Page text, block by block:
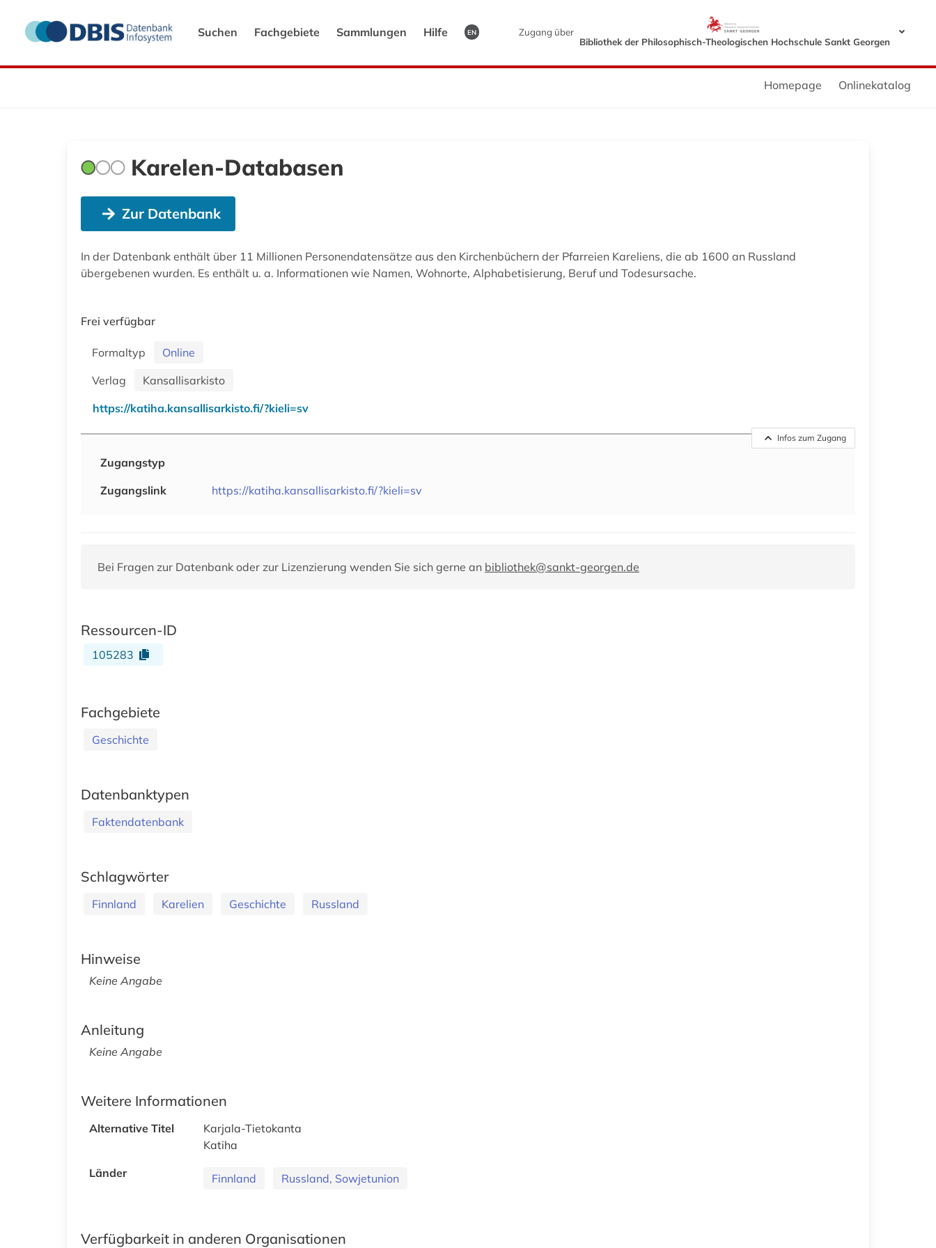
Suchen Fachgebiete Sammlungen Hilfe EN
Zugang über
Bibliothek der Philosophisch-Theologischen Hochschule Sankt Georgen
Homepage Onlinekatalog
Karelen-Databasen
Zur Datenbank
In der Datenbank enthält über 11 Millionen Personendatensätze aus den Kirchenbüchern der Pfarreien Kareliens, die ab 1600 an Russland
übergebenen wurden. Es enthält u. a. Informationen wie Namen, Wohnorte, Alphabetisierung, Beruf und Todesursache.
Frei verfügbar
Formaltyp
Online
Verlag
Kansallisarkisto
https://katiha.kansallisarkisto.fi/?kieli=sv
Infos zum Zugang
Zugangstyp
Zugangslink
https://katiha.kansallisarkisto.fi/?kieli=sv
Bei Fragen zur Datenbank oder zur Lizenzierung wenden Sie sich gerne an bibliothek@sankt-georgen.de
Ressourcen-ID
105283
Fachgebiete
Geschichte
Datenbanktypen
Faktendatenbank
Schlagwörter
Finnland Karelien Geschichte Russland
Hinweise
Keine Angabe
Anleitung
Keine Angabe
Weitere Informationen
Alternative Titel
Karjala-Tietokanta
Katiha
Länder
Finnland Russland, Sowjetunion
Verfügbarkeit in anderen Organisationen